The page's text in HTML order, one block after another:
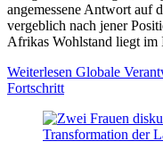
angemessene Antwort auf
vergeblich nach jener
Afrikas Wohlstand liegt im
Weiterlesen Globale
Fortschritt